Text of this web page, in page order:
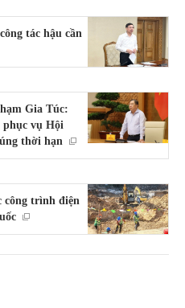
tác hậu cần
Gia Túc:
phục vụ Hội
thời hạn
công trình điện